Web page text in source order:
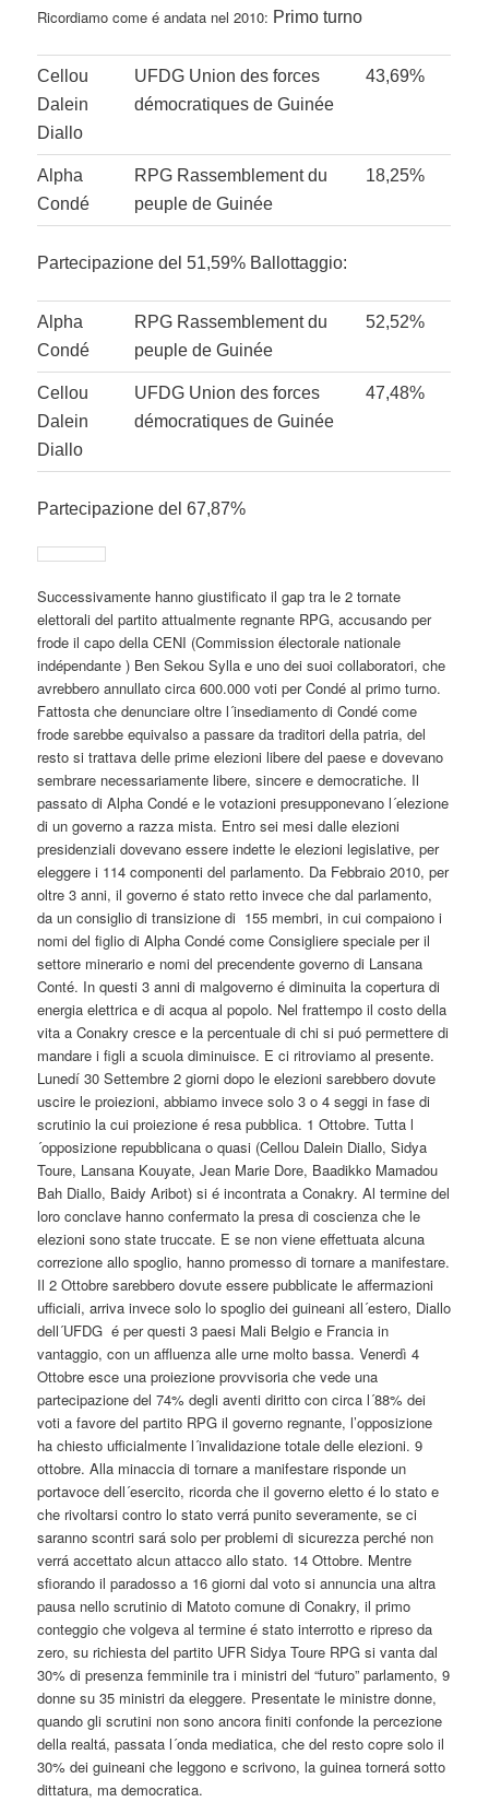
Ricordiamo come é andata nel 2010: Primo turno
Cellou
Dalein
Diallo
UFDG Union des forces
démocratiques de Guinée
43,69%
Alpha
Condé
RPG Rassemblement du
peuple de Guinée
18,25%
Partecipazione del 51,59% Ballottaggio:
Alpha
Condé
RPG Rassemblement du
peuple de Guinée
52,52%
Cellou
Dalein
Diallo
UFDG Union des forces
démocratiques de Guinée
47,48%
Partecipazione del 67,87%
Successivamente hanno giustificato il gap tra le 2 tornate
elettorali del partito attualmente regnante RPG, accusando per
frode il capo della CENI (Commission électorale nationale
indépendante ) Ben Sekou Sylla e uno dei suoi collaboratori, che
avrebbero annullato circa 600.000 voti per Condé al primo turno.
Fattosta che denunciare oltre l´insediamento di Condé come
frode sarebbe equivalso a passare da traditori della patria, del
resto si trattava delle prime elezioni libere del paese e dovevano
sembrare necessariamente libere, sincere e democratiche. Il
passato di Alpha Condé e le votazioni presupponevano l´elezione
di un governo a razza mista. Entro sei mesi dalle elezioni
presidenziali dovevano essere indette le elezioni legislative, per
eleggere i 114 componenti del parlamento. Da Febbraio 2010, per
oltre 3 anni, il governo é stato retto invece che dal parlamento,
da un consiglio di transizione di 155 membri, in cui compaiono i
nomi del figlio di Alpha Condé come Consigliere speciale per il
settore minerario e nomi del precendente governo di Lansana
Conté. In questi 3 anni di malgoverno é diminuita la copertura di
energia elettrica e di acqua al popolo. Nel frattempo il costo della
vita a Conakry cresce e la percentuale di chi si puó permettere di
mandare i figli a scuola diminuisce. E ci ritroviamo al presente.
Lunedí 30 Settembre 2 giorni dopo le elezioni sarebbero dovute
uscire le proiezioni, abbiamo invece solo 3 o 4 seggi in fase di
scrutinio la cui proiezione é resa pubblica. 1 Ottobre. Tutta l
´opposizione repubblicana o quasi (Cellou Dalein Diallo, Sidya
Toure, Lansana Kouyate, Jean Marie Dore, Baadikko Mamadou
Bah Diallo, Baidy Aribot) si é incontrata a Conakry. Al termine del
loro conclave hanno confermato la presa di coscienza che le
elezioni sono state truccate. E se non viene effettuata alcuna
correzione allo spoglio, hanno promesso di tornare a manifestare.
Il 2 Ottobre sarebbero dovute essere pubblicate le affermazioni
ufficiali, arriva invece solo lo spoglio dei guineani all´estero, Diallo
dell´UFDG é per questi 3 paesi Mali Belgio e Francia in
vantaggio, con un affluenza alle urne molto bassa. Venerdì 4
Ottobre esce una proiezione provvisoria che vede una
partecipazione del 74% degli aventi diritto con circa l´88% dei
voti a favore del partito RPG il governo regnante, l’opposizione
ha chiesto ufficialmente l´invalidazione totale delle elezioni. 9
ottobre. Alla minaccia di tornare a manifestare risponde un
portavoce dell´esercito, ricorda che il governo eletto é lo stato e
che rivoltarsi contro lo stato verrá punito severamente, se ci
saranno scontri sará solo per problemi di sicurezza perché non
verrá accettato alcun attacco allo stato. 14 Ottobre. Mentre
sfiorando il paradosso a 16 giorni dal voto si annuncia una altra
pausa nello scrutinio di Matoto comune di Conakry, il primo
conteggio che volgeva al termine é stato interrotto e ripreso da
zero, su richiesta del partito UFR Sidya Toure RPG si vanta dal
30% di presenza femminile tra i ministri del “futuro” parlamento, 9
donne su 35 ministri da eleggere. Presentate le ministre donne,
quando gli scrutini non sono ancora finiti confonde la percezione
della realtá, passata l´onda mediatica, che del resto copre solo il
30% dei guineani che leggono e scrivono, la guinea tornerá sotto
dittatura, ma democratica.